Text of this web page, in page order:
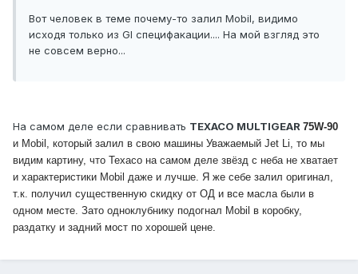
Вот человек в теме почему-то залил Mobil, видимо
исходя только из Gl специфакации.... На мой взгляд это
не совсем верно...
На самом деле если сравнивать TEXACO MULTIGEAR 75W-90
и Mobil, который залил в свою машины Уважаемый Jet Li, то мы
видим картину, что Texaco на самом деле звёзд с неба не хватает
и характеристики Mobil даже и лучше. Я же себе залил оригинал,
т.к. получил существенную скидку от ОД и все масла были в
одном месте. Зато одноклубнику подогнал Mobil в коробку,
раздатку и задний мост по хорошей цене.